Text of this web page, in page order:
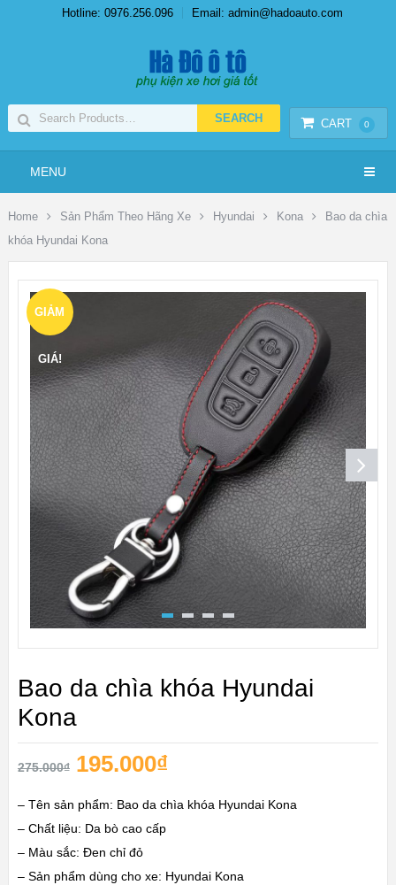
Hotline: 0976.256.096 Email: admin@hadoauto.com
CART 0
MENU
Home Sản Phẩm Theo Hãng Xe Hyundai Kona
Bao da chìa
khóa Hyundai Kona
GIẢM
GIÁ!
Bao da chìa khóa Hyundai
Kona
275.000₫ 195.000₫
– Tên sản phẩm: Bao da chìa khóa Hyundai Kona
– Chất liệu: Da bò cao cấp
– Màu sắc: Đen chỉ đỏ
– Sản phẩm dùng cho xe: Hyundai Kona